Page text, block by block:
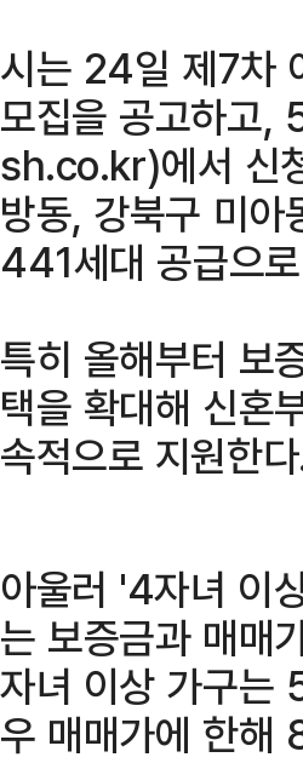
시는 24일 제7차
모집을 공고하고
sh.co.kr)에서 신
방동, 강북구 미
441세대 공급으
특히 올해부터 보
택을 확대해 신혼
속적으로 지원한
아울러 '4자녀 이
는 보증금과 매매
자녀 이상 가구는
우 매매가에 한해